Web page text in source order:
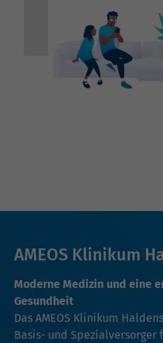
AMEOS Klinikum
Moderne Medizin und eine
Gesundheit
Das AMEOS Klinikum
Basis- und Spezialversorger